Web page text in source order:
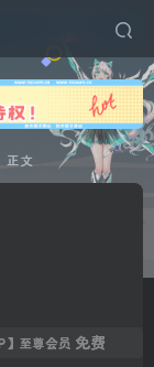
正文
】至尊会员 免费